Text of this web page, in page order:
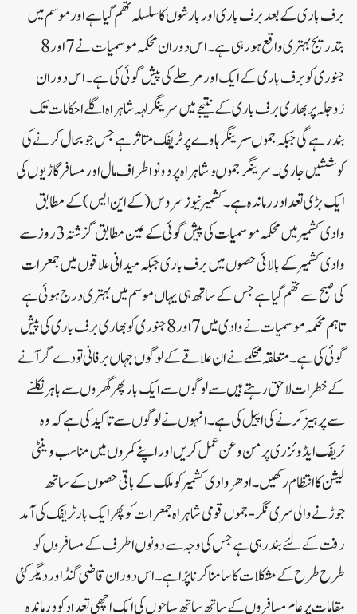
برف باری کے بعدبرف باری اور بارشوں کا سلسلہ تھم گیا ہے اور موسم میں
بتدریج بہتری واقع ہورہی ہے۔اس دوران محکمہ موسمیات نے7 اور8
جنوری کو برف باری کے ایک اور مرحلے کی پیش گوئی کی ہے۔اس دورا ن
زوجلہ پر بھاری برف باری کے نتیجے میں سرینگر لہہ شاہراہ اگلے احکامات تک
بندرہے گی جبکہ جموںسرینگر ہاوے پر ٹریفک متاثرہے جس جو بحال کرنے کی
کوششیں جاری۔سرینگر جموںو شاہراہ پر دونو اطراف مال اور مسافر گاڑیوں کی
ایک بڑی تعدادررماندہ ہے۔کشمیر نیوز سروس ( کے این ایس ) کے مطابق
وادی کشمیر میں محکمہ موسمیات کی پیش گوئی کے عین مطابق گزشتہ 3روزسے
وادی کشمیر کے بالائی حصوں میں برف باری جبکہ میدانی علاقوں میں جمعرات
کی صبح سے تھم گیا ہے جس کے ساتھ ہی یہاں موسم میں بہتری درج ہوئی ہے
تاہم محکمہ موسمیات نے وادی میں7 اور 8 جنوری کو بھاری برف باری کی پیش
گوئی کی ہے۔متعلقہ محکمے نے ان علاقے کے لوگوں جہاں برفانی تودے گر آنے
کے خطرات لاحق رہتے ہیں سے لوگوں سے ایک بار پھر گھروں سے باہر نکلنے
سے پرہیز کرنے کی اپیل کی ہے۔انہوں نے لوگوں سے تاکید کی ہے کہ وہ
ٹریفک ایڈوئزری پر من و عن عمل کریں اور اپنے کمروں میں مناسب وینٹی
لیشن کا انتظام رکھیں۔ادھر وادی کشمیر کو ملک کے باقی حصوں کے ساتھ
جوڑنے والی سری نگر- جموں قومی شاہراہ جمعرات کو پھر ایک بار ٹریفک کی آمد
رفت کے لئے بند رہی ہے جس کی وجہ سے دونوں اطرف کے مسافروں کو
طرح طرح کے مشکلات کا سامنا کرنا پڑا ہے ۔اس دوران قاضی گنڈ اوردیگر کئی
مقامات پر عام مسافروں کے ساتھ ساتھ سیاحوں کی ایک اچھی تعداد کو درماندہ